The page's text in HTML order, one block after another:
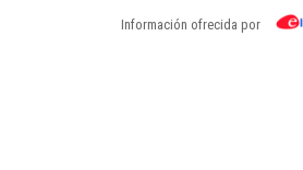
Información ofrecida por